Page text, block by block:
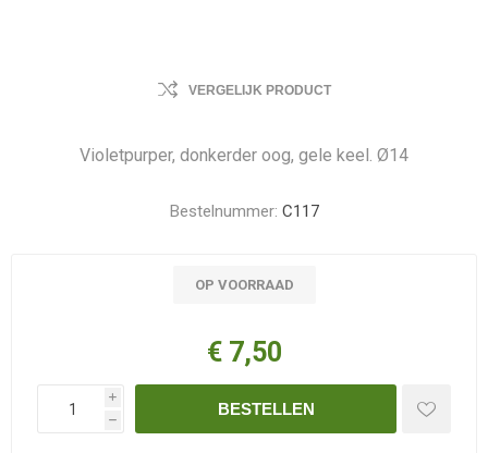
VERGELIJK PRODUCT
Violetpurper, donkerder oog, gele keel. Ø14
Bestelnummer: C117
OP VOORRAAD
€ 7,50
i
h
BESTELLEN